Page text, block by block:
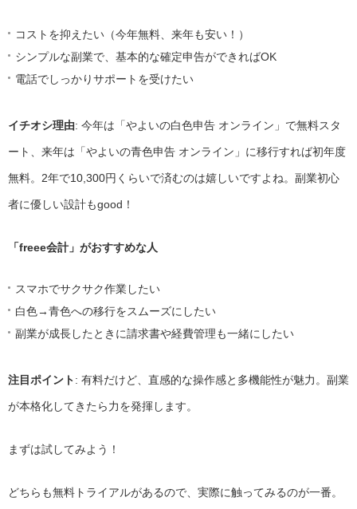
コストを抑えたい（今年無料、来年も安い！）
シンプルな副業で、基本的な確定申告ができればOK
電話でしっかりサポートを受けたい
イチオシ理由: 今年は「やよいの白色申告 オンライン」で無料スタ
ート、来年は「やよいの青色申告 オンライン」に移行すれば初年度
無料。2年で10,300円くらいで済むのは嬉しいですよね。副業初心
者に優しい設計もgood！
「freee会計」がおすすめな人
スマホでサクサク作業したい
白色→青色への移行をスムーズにしたい
副業が成長したときに請求書や経費管理も一緒にしたい
注目ポイント: 有料だけど、直感的な操作感と多機能性が魅力。副業
が本格化してきたら力を発揮します。
まずは試してみよう！
どちらも無料トライアルがあるので、実際に触ってみるのが一番。